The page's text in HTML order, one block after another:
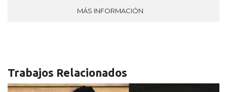
MÁS INFORMACIÓN
Trabajos Relacionados